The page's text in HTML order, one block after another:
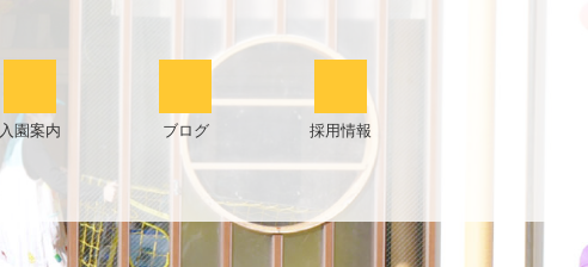
入園案内 ブログ 採用情報